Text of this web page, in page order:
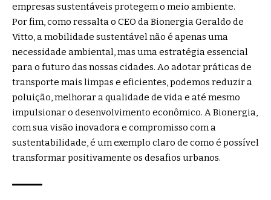
empresas sustentáveis protegem o meio ambiente.
Por fim, como ressalta o CEO da Bionergia Geraldo de
Vitto, a mobilidade sustentável não é apenas uma
necessidade ambiental, mas uma estratégia essencial
para o futuro das nossas cidades. Ao adotar práticas de
transporte mais limpas e eficientes, podemos reduzir a
poluição, melhorar a qualidade de vida e até mesmo
impulsionar o desenvolvimento econômico. A Bionergia,
com sua visão inovadora e compromisso com a
sustentabilidade, é um exemplo claro de como é possível
transformar positivamente os desafios urbanos.